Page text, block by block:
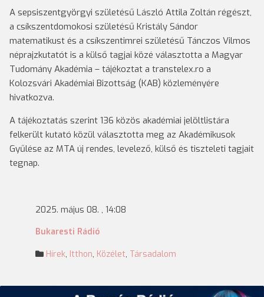
A sepsiszentgyörgyi születésű László Attila Zoltán régészt,
a csíkszentdomokosi születésű Kristály Sándor
matematikust és a csíkszentimrei születésű Tánczos Vilmos
néprajzkutatót is a külső tagjai közé választotta a Magyar
Tudomány Akadémia – tájékoztat a transtelex.ro a
Kolozsvári Akadémiai Bizottság (KAB) közleményére
hivatkozva.
A tájékoztatás szerint 136 közös akadémiai jelöltlistára
felkerült kutató közül választotta meg az Akadémikusok
Gyűlése az MTA új rendes, levelező, külső és tiszteleti tagjait
tegnap.
2025. május 08. , 14:08
Bukaresti Rádió
Hírek, Itthon, Közélet, Társadalom